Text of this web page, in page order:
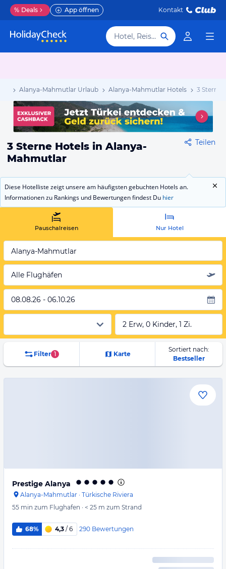
% Deals App öffnen Kontakt
Hotel, Reiseziel
Alanya-Mahmutlar Urlaub Alanya-Mahmutlar Hotels 3 Sterne
3 Sterne Hotels in Alanya-
Mahmutlar
Teilen
Diese Hotelliste zeigt unsere am häufigsten gebuchten Hotels an.
Informationen zu Rankings und Bewertungen findest Du hier
Pauschalreisen Nur Hotel
Alanya-Mahmutlar
Alle Flughäfen
08.08.26 - 06.10.26
2 Erw, 0 Kinder, 1 Zi.
Filter 1 Karte
Sortiert nach:
Bestseller
Prestige Alanya
Alanya-Mahmutlar · Türkische Riviera
55 min zum Flughafen · < 25 m zum Strand
68% 4,3 / 6 290 Bewertungen